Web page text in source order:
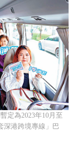
定為2023年10月至
深港跨境專線」巴